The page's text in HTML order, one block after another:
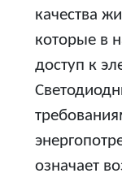
качества
которые в
доступ к
означает